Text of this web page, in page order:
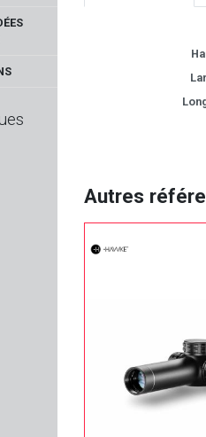
Autres